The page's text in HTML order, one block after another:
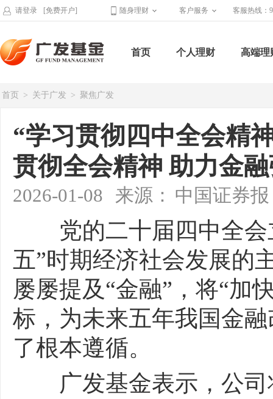
请登录 [免费开户] 随身理财 客户服务 客服热线：
首页 个人理财 高端理
首页 > 关于广发 > 聚焦广发
“学习贯彻四中全会精
贯彻全会精神 助力金
2026-01-08 来源： 中国证券报
党的二十届四中全会
五”时期经济社会发展的
屡屡提及“金融”，将“加
标，为未来五年我国金
了根本遵循。
广发基金表示，公司